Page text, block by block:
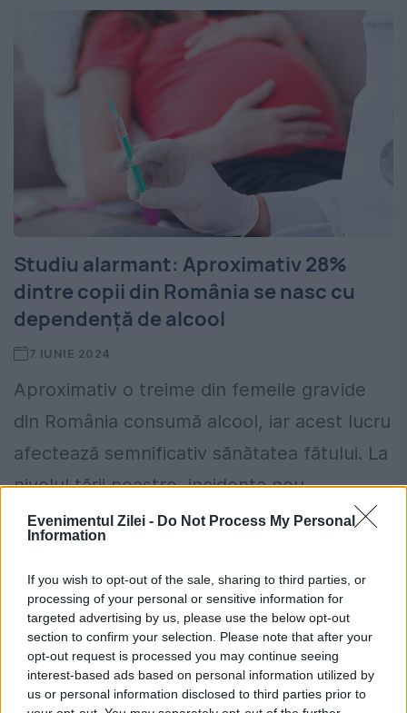
Evenimentul Zilei - Do Not Process My Personal
Information
If you wish to opt-out of the sale, sharing to third parties, or
processing of your personal or sensitive information for
targeted advertising by us, please use the below opt-out
section to confirm your selection. Please note that after your
opt-out request is processed you may continue seeing
interest-based ads based on personal information utilized by
us or personal information disclosed to third parties prior to
Studiu alarmant: Aproximativ 28%
dintre copii din România se nasc cu
dependență de alcool
7 IUNIE 2024
Aproximativ o treime din femeile gravide
din România consumă alcool, iar acest lucru
afectează semnificativ sănătatea fătului. La
nivelul țării noastre, incidența nou-
născuților care se nasc cu sevraj alcoolic